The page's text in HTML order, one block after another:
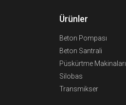
Ürünler
Beton Pompası
Beton Santrali
Püskürtme Makinaları
Silobas
Transmikser